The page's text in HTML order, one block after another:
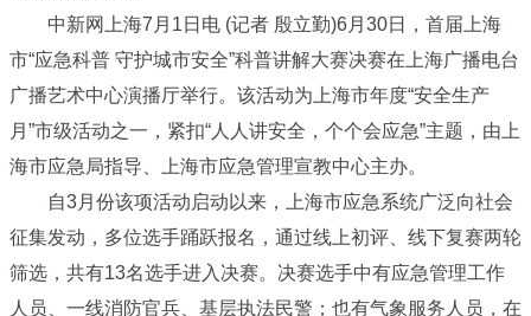
中新网上海7月1日电 (记者 殷立勤)6月30日，首届上海
市“应急科普 守护城市安全”科普讲解大赛决赛在上海广播电台
广播艺术中心演播厅举行。该活动为上海市年度“安全生产
月”市级活动之一，紧扣“人人讲安全，个个会应急”主题，由上
海市应急局指导、上海市应急管理宣教中心主办。
自3月份该项活动启动以来，上海市应急系统广泛向社会
征集发动，多位选手踊跃报名，通过线上初评、线下复赛两轮
筛选，共有13名选手进入决赛。决赛选手中有应急管理工作
人员、一线消防官兵、基层执法民警；也有气象服务人员，在